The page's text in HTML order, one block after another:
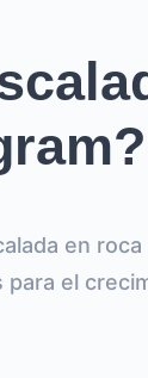
en
para el